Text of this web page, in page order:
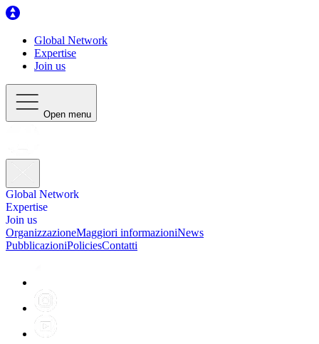
Global Network
Expertise
Join us
Open menu
Global Network
Expertise
Join us
OrganizzazioneMaggiori informazioniNews
PubblicazioniPoliciesContatti